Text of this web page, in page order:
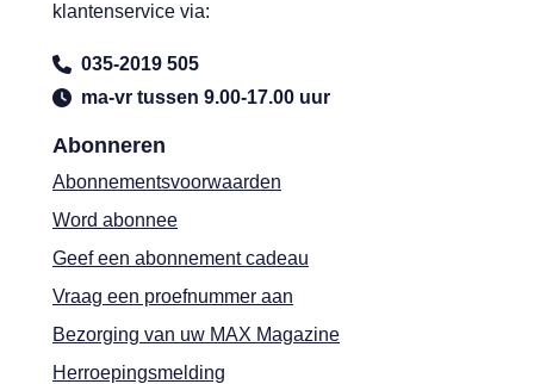
Abonneren
Abonnementsvoorwaarden
Word abonnee
Geef een abonnement cadeau
Vraag een proefnummer aan
Bezorging van uw MAX Magazine
Herroepingsmelding
klantenservice via:
035-2019 505
ma-vr tussen 9.00-17.00 uur